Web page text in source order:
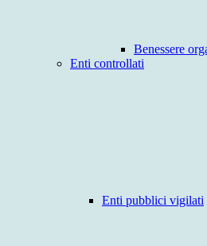
Benessere
Enti controllati
Enti pubblici vigilati